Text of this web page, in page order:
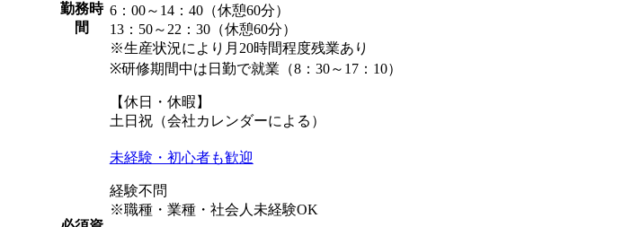
勤務時
間
6：00～14：40（休憩60分）
13：50～22：30（休憩60分）
※生産状況により月20時間程度残業あり
※研修期間中は日勤で就業（8：30～17：10）
【休日・休暇】
土日祝（会社カレンダーによる）
未経験・初心者も歓迎
経験不問
※職種・業種・社会人未経験OK